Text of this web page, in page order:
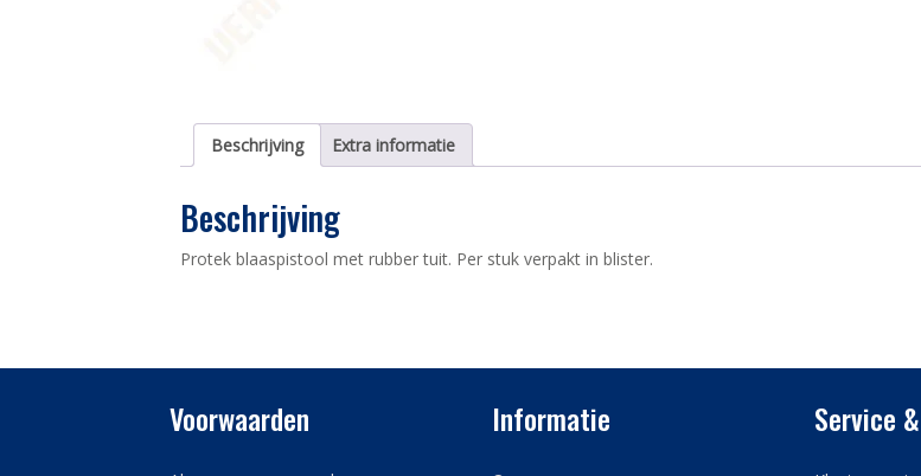
Beschrijving Extra informatie
Beschrijving
Protek blaaspistool met rubber tuit. Per stuk verpakt in blister.
Voorwaarden Informatie Service